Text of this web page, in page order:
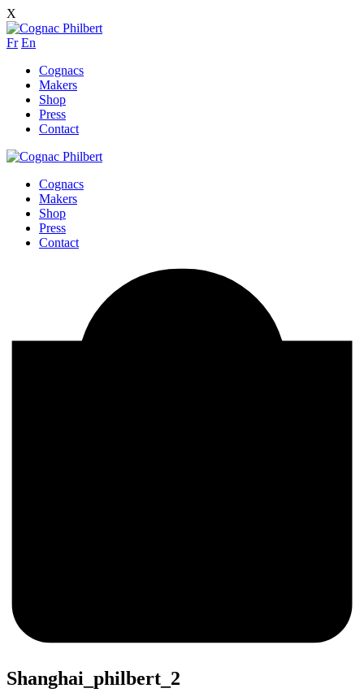
X
Fr En
Cognacs
Makers
Shop
Press
Contact
Cognacs
Makers
Shop
Press
Contact
Shanghai_philbert_2